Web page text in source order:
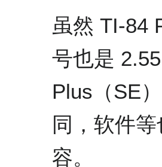
虽然 TI-84
号也是
Plus（SE
同，软件
容。